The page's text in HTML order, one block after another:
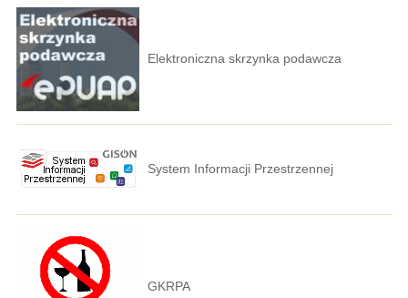
Elektroniczna skrzynka podawcza
System Informacji Przestrzennej
GKRPA